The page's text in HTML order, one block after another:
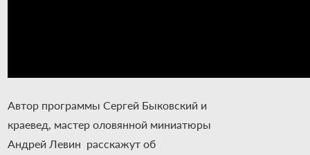
Автор программы Сергей Быковский и
краевед, мастер оловянной миниатюры
Андрей Левин расскажут об